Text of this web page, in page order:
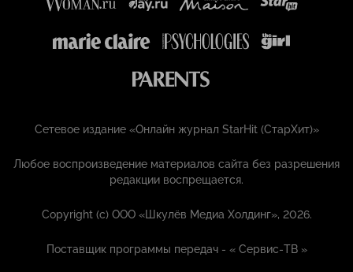
Сетевое издание «Онлайн журнал StarHit (СтарХит)»
Любое воспроизведение материалов сайта без разрешения
редакции воспрещается.
Copyright (с) ООО «Шкулёв Медиа Холдинг», 2026.
Поставщик программы передач - «Сервис-ТВ »